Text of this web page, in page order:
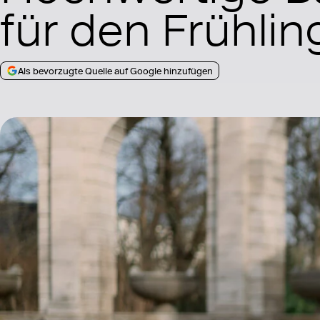
für den
Als bevorzugte Quelle auf Google hinzufügen